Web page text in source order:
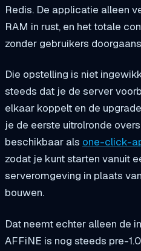
Redis. De applicatie alleen
RAM in rust, en het totale
zonder gebruikers
Die opstelling is niet
steeds dat je de server
elkaar koppelt en de
je de eerste uitrolronde
beschikbaar als one-click-
zodat je kunt starten vanuit
serveromgeving in plaats
bouwen.
Dat neemt echter alleen de
AFFiNE is nog steeds pre-